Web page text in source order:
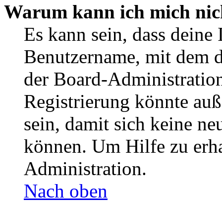
Warum kann ich mich
Es kann sein, dass
Benutzername, mit dem
der Board-
Registrierung könnte
sein, damit sich keine
können. Um Hilfe zu
Administration.
Nach oben